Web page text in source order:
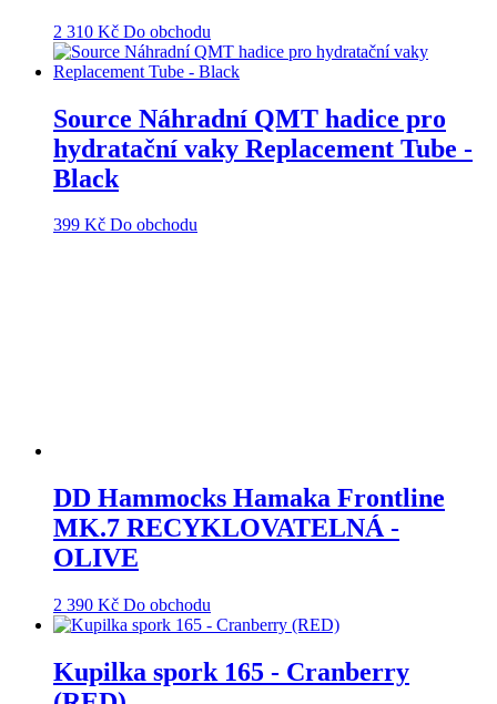
2 310 Kč Do obchodu
Source Náhradní QMT hadice pro
hydratační vaky Replacement Tube -
Black
399 Kč Do obchodu
DD Hammocks Hamaka Frontline
MK.7 RECYKLOVATELNÁ -
OLIVE
2 390 Kč Do obchodu
Kupilka spork 165 - Cranberry